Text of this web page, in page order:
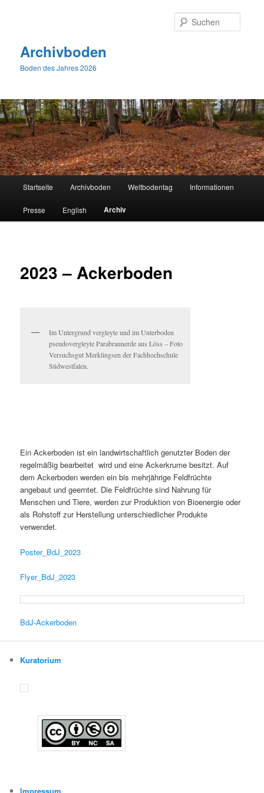
Archivboden
Boden des Jahres 2026
Startseite Archivboden Weltbodentag Informationen
Presse English Archiv
2023 – Ackerboden
Im Untergrund vergleyte und im Unterboden
pseudovergleyte Parabraunerde aus Löss – Foto
Versuchsgut Merklingsen der Fachhochschule
Südwestfalen.
Ein Ackerboden ist ein landwirtschaftlich genutzter Boden der
regelmäßig bearbeitet wird und eine Ackerkrume besitzt. Auf
dem Ackerboden werden ein bis mehrjährige Feldfrüchte
angebaut und geerntet. Die Feldfrüchte sind Nahrung für
Menschen und Tiere, werden zur Produktion von Bioenergie oder
als Rohstoff zur Herstellung unterschiedlicher Produkte
verwendet.
Poster_BdJ_2023
Flyer_BdJ_2023
BdJ-Ackerboden
Kuratorium
Impressum